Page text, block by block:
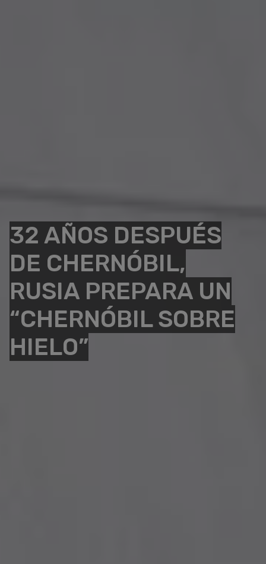
32 AÑOS DESPUÉS
DE CHERNÓBIL,
RUSIA PREPARA UN
“CHERNÓBIL SOBRE
HIELO”